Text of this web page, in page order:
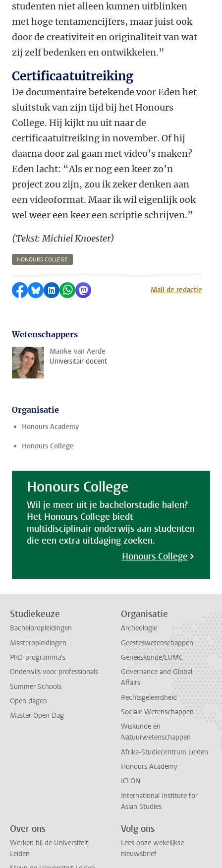
studenten niet alleen kunnen uitblinken
met hoge tentamencijfers, maar juist ook
door de creativiteit en originaliteit van wat
zij zelf bedenken en ontwikkelen.”
Certificaatuitreiking
De documentaire betekende voor Eden het
sluitstuk van zijn tijd bij het Honours
College. Hij kijkt nu uit naar de
certificaatuitreiking in november. Of hij
daarna door zal gaan met video’s maken?
Eden lacht: “Als er nog een keer zo’n
project zou zijn, zou ik zeker denken aan
een videoformat. Maar ik wil eigenlijk ook
wel weer een keer een scriptie schrijven.”
(Tekst: Michiel Knoester)
HONOURS COLLEGE
Delen op Facebook
Delen via Bluesky
Delen op LinkedIn
Delen via WhatsApp
Delen via MastodonMail de redactie
Wetenschappers
Marike van Aerde
Universitair docent
Organisatie
Honours Academy
Honours College
Honours College
Wil je meer uit je bachelorstudie halen?
Het Honours College biedt
multidisciplinair onderwijs aan studenten
die een extra uitdaging zoeken.
Honours College
Studiekeuze
Bacheloropleidingen
Masteropleidingen
PhD-programma's
Onderwijs voor professionals
Summer Schools
Open dagen
Master Open Dag
Organisatie
Archeologie
Geesteswetenschappen
Geneeskunde/LUMC
Governance and Global
Affairs
Rechtsgeleerdheid
Sociale Wetenschappen
Wiskunde en
Natuurwetenschappen
Afrika-Studiecentrum Leiden
Honours Academy
ICLON
International Institute for
Asian Studies
Over ons
Werken bij de Universiteit
Leiden
Volg ons
Lees onze wekelijkse
nieuwsbrief